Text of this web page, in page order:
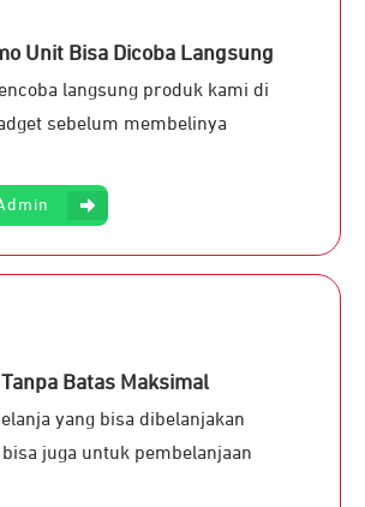
Unit Bisa Dicoba Langsung
langsung produk kami di
sebelum membelinya
Batas Maksimal
yang bisa dibelanjakan
juga untuk pembelanjaan